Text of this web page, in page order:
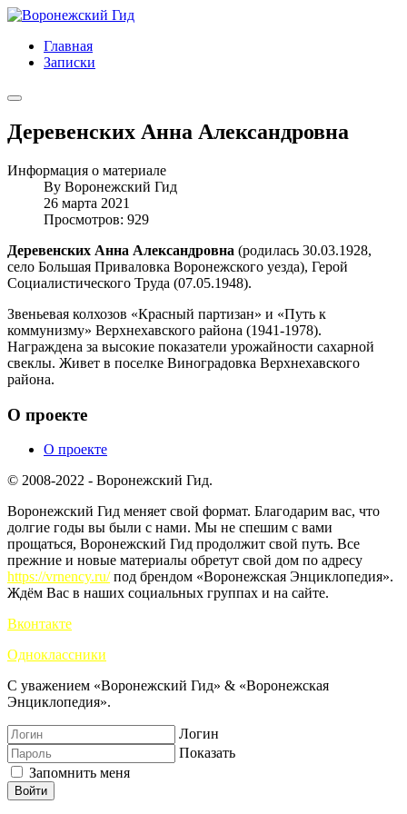
Главная
Записки
Деревенских Анна Александровна
Информация о материале
By Воронежский Гид
26 марта 2021
Просмотров: 929
Деревенских Анна Александровна (родилась 30.03.1928,
село Большая Приваловка Воронежского уезда), Герой
Социалистического Труда (07.05.1948).
Звеньевая колхозов «Красный партизан» и «Путь к
коммунизму» Верхнехавского района (1941-1978).
Награждена за высокие показатели урожайности сахарной
свеклы. Живет в поселке Виноградовка Верхнехавского
района.
О проекте
О проекте
© 2008-2022 - Воронежский Гид.
Воронежский Гид меняет свой формат. Благодарим вас, что
долгие годы вы были с нами. Мы не спешим с вами
прощаться, Воронежский Гид продолжит свой путь. Все
прежние и новые материалы обретут свой дом по адресу
https://vrnency.ru/под брендом «Воронежская Энциклопедия».
Ждём Вас в наших социальных группах и на сайте.
Вконтакте
Одноклассники
С уважением «Воронежский Гид» & «Воронежская
Энциклопедия».
Логин
Показать
Запомнить меня
Войти